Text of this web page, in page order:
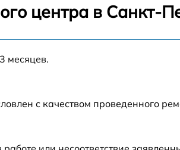
от 60 мин
центра в Санкт-
месяцев.
с качеством проведенного